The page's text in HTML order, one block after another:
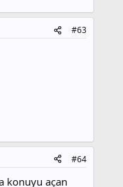
#63
#64
konuyu açan